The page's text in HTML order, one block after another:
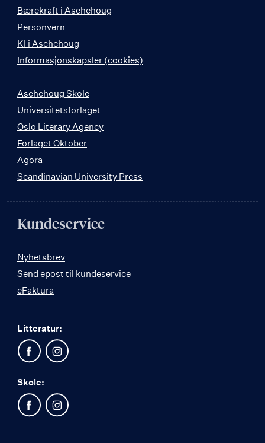
Bærekraft i Aschehoug
Personvern
KI i Aschehoug
Informasjonskapsler (cookies)
Aschehoug Skole
Universitetsforlaget
Oslo Literary Agency
Forlaget Oktober
Agora
Scandinavian University Press
Kundeservice
Nyhetsbrev
Send epost til kundeservice
eFaktura
Litteratur:
Skole: